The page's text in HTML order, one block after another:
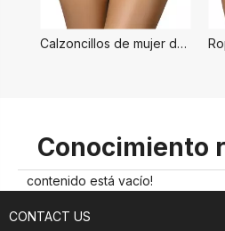
Calzoncillos de mujer de estilo simple blanco
Conocimiento
contenido está vacío!
CONTACT US